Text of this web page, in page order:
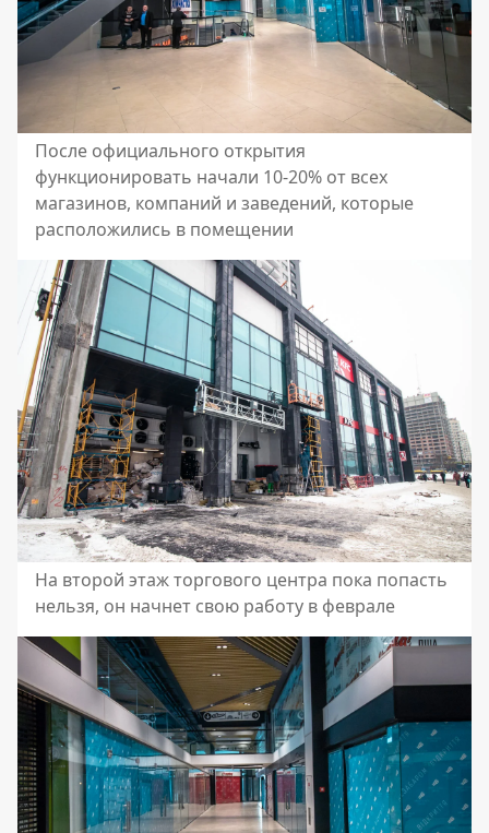
После официального открытия
функционировать начали 10-20% от всех
магазинов, компаний и заведений, которые
расположились в помещении
На второй этаж торгового центра пока попасть
нельзя, он начнет свою работу в феврале